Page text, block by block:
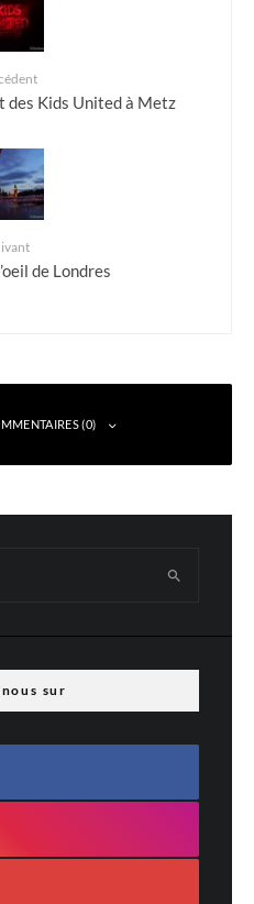
des Kids United à Metz
de Londres
(0)
Les champs obligatoires sont indiqués
sur